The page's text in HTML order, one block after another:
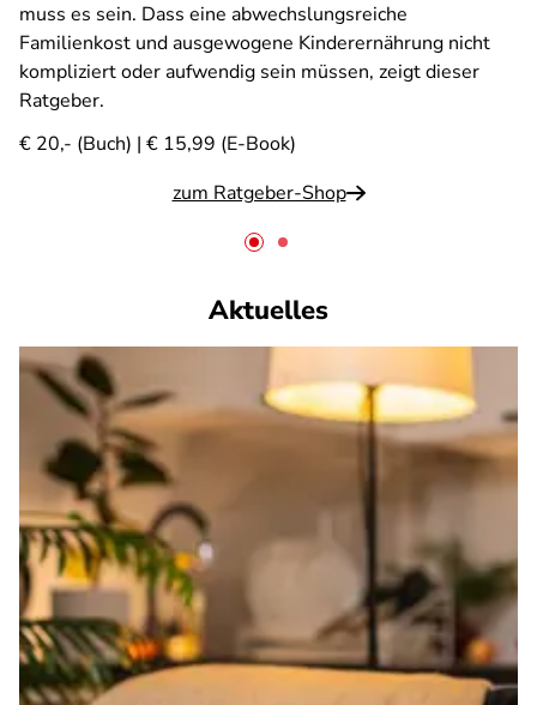
muss es sein. Dass eine abwechslungsreiche
Familienkost und ausgewogene Kinderernährung nicht
kompliziert oder aufwendig sein müssen, zeigt dieser
Ratgeber.
€ 20,- (Buch) | € 15,99 (E-Book)
zum Ratgeber-Shop
Aktuelles